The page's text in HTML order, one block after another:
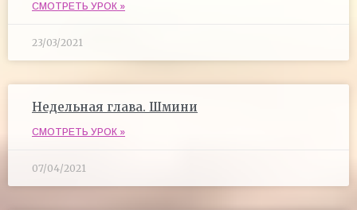
СМОТРЕТЬ УРОК »
23/03/2021
Недельная глава. Шмини
СМОТРЕТЬ УРОК »
07/04/2021